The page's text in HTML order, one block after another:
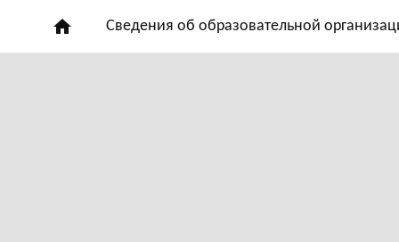
home Сведения об образовательной